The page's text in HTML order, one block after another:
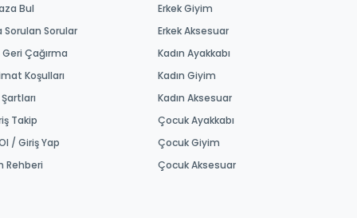
Bul
Sorulan Sorular
Geri Çağırma
Koşulları
Takip
/ Giriş Yap
Rehberi
Erkek Giyim
Erkek Aksesuar
Kadın Ayakkabı
Kadın Giyim
Kadın Aksesuar
Çocuk Ayakkabı
Çocuk Giyim
Çocuk Aksesuar